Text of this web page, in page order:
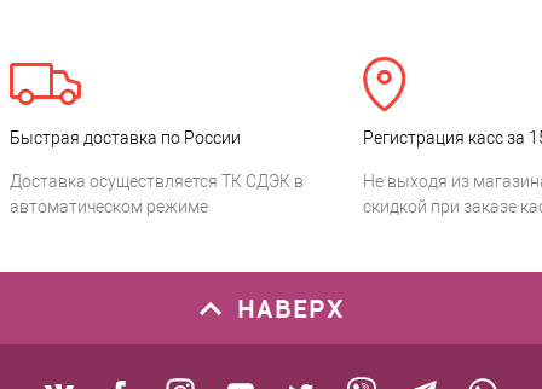
Быстрая доставка по России
Доставка осуществляется ТК СДЭК в
автоматическом режиме
Регистрация касс за
Не выходя из
скидкой при заказе
НАВЕРХ